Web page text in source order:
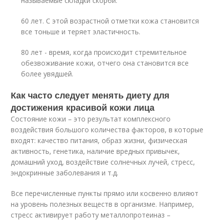
60 лет. С этой возрастной отметки кожа становится
все тоньше и теряет эластичность.
80 лет - время, когда происходит стремительное
обезвоживание кожи, отчего она становится все
более увядшей.
Как часто следует менять диету для
достижения красивой кожи лица
Состояние кожи – это результат комплексного
воздействия большого количества факторов, в которые
входят: качество питания, образ жизни, физическая
активность, генетика, наличие вредных привычек,
домашний уход, воздействие солнечных лучей, стресс,
эндокринные заболевания и т.д.
Все перечисленные пункты прямо или косвенно влияют
на уровень полезных веществ в организме. Например,
стресс активирует работу металлопротеиназ –